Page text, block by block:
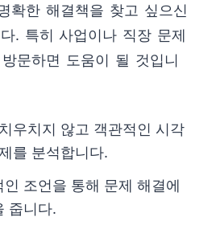
확한 해결책을 찾고 싶으신
. 특히 사업이나 직장 문제
문하면 도움이 될 것입니
우치지 않고 객관적인 시각
를 분석합니다.
인 조언을 통해 문제 해결에
줍니다.